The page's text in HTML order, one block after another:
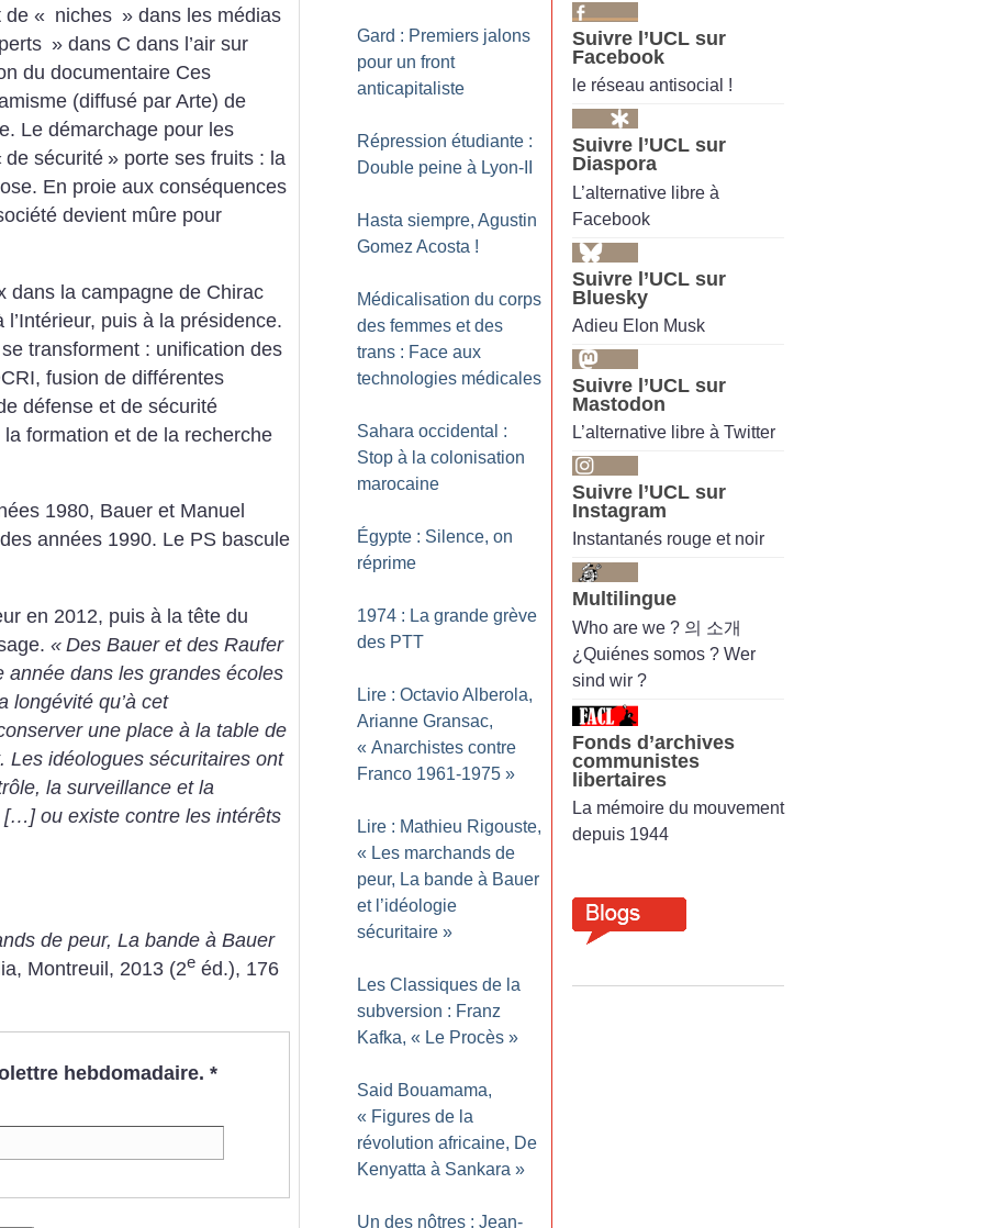
de « niches » dans les médias
» dans C dans l’air sur
du documentaire Ces
(diffusé par Arte) de
Le démarchage pour les
de sécurité » porte ses fruits : la
En proie aux conséquences
devient mûre pour
dans la campagne de Chirac
puis à la présidence.
transforment : unification des
fusion de différentes
défense et de sécurité
formation et de la recherche
1980, Bauer et Manuel
années 1990. Le PS bascule
en 2012, puis à la tête du
« Des Bauer et des Raufer
dans les grandes écoles
qu’à cet
une place à la table de
Les idéologues sécuritaires ont
la surveillance et la
ou existe contre les intérêts
de peur, La bande à Bauer
Montreuil, 2013 (2e éd.), 176
hebdomadaire. *
Gard : Premiers jalons
pour un front
anticapitaliste
Répression étudiante :
Double peine à Lyon-II
Hasta siempre, Agustin
Gomez Acosta !
Médicalisation du corps
des femmes et des
trans : Face aux
technologies médicales
Sahara occidental :
Stop à la colonisation
marocaine
Égypte : Silence, on
réprime
1974 : La grande grève
des PTT
Lire : Octavio Alberola,
Arianne Gransac,
« Anarchistes contre
Franco 1961-1975 »
Lire : Mathieu Rigouste,
« Les marchands de
peur, La bande à Bauer
et l’idéologie
sécuritaire »
Les Classiques de la
subversion : Franz
Kafka, « Le Procès »
Said Bouamama,
« Figures de la
révolution africaine, De
Kenyatta à Sankara »
Un des nôtres : Jean-
Suivre l’UCL sur
Facebook
le réseau antisocial !
Suivre l’UCL sur
Diaspora
L’alternative libre à
Facebook
Suivre l’UCL sur
Bluesky
Adieu Elon Musk
Suivre l’UCL sur
Mastodon
L’alternative libre à Twitter
Suivre l’UCL sur
Instagram
Instantanés rouge et noir
Multilingue
Who are we ? 의 소개
¿Quiénes somos ? Wer
sind wir ?
Fonds d’archives
communistes
libertaires
La mémoire du mouvement
depuis 1944